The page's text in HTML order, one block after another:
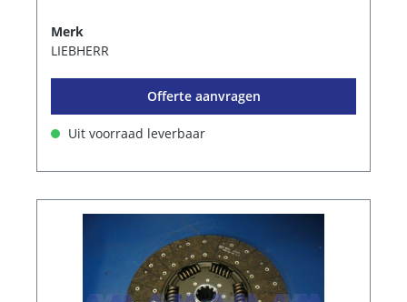
Merk
LIEBHERR
Offerte aanvragen
Uit voorraad leverbaar